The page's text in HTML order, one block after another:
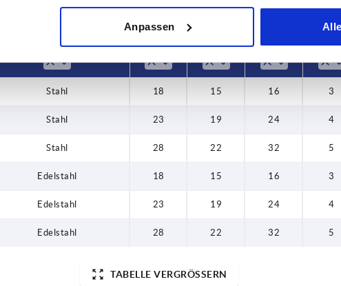
Anpassen
Material Komponente D1 D4 L2 SW
Stahl 18 15 16 3
Stahl 23 19 24 4
Stahl 28 22 32 5
Edelstahl 18 15 16 3
Edelstahl 23 19 24 4
Edelstahl 28 22 32 5
TABELLE VERGRÖSSERN